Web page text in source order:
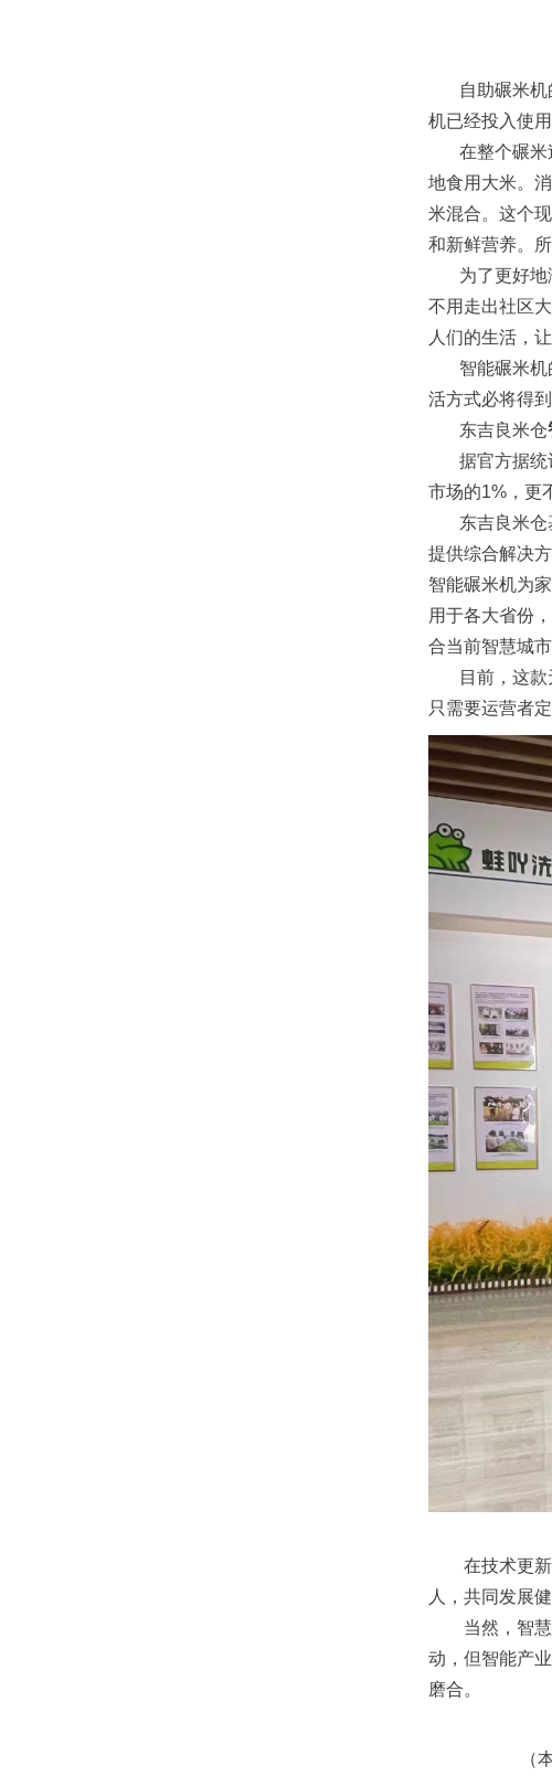
自助碾米机的
机已经投入使
在整个碾米过
地食用大米。
米混合。这个
和新鲜营养。
为了更好地满
不用走出社区
人们的生活，
智能碾米机的
活方式必将得
东吉良米仓
据官方据统计
市场的1%，更
东吉良米仓基
提供综合解决
智能碾米机为
用于各大省份
合当前智慧城市
目前，这款无
只需要运营者
在技术更新方
人，共同发展健
当然，智慧城
动，但智能产
磨合。
（